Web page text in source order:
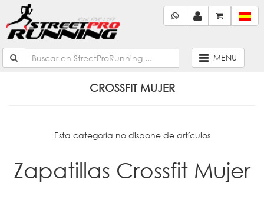
MENU
CROSSFIT MUJER
Esta categoría no dispone de artículos
Zapatillas Crossfit Mujer